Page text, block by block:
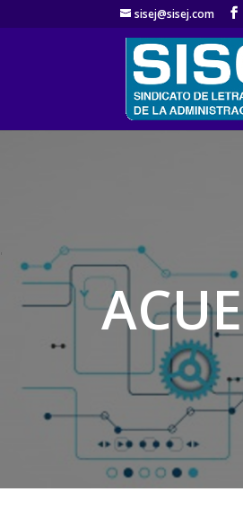
sisej@sisej.com
'